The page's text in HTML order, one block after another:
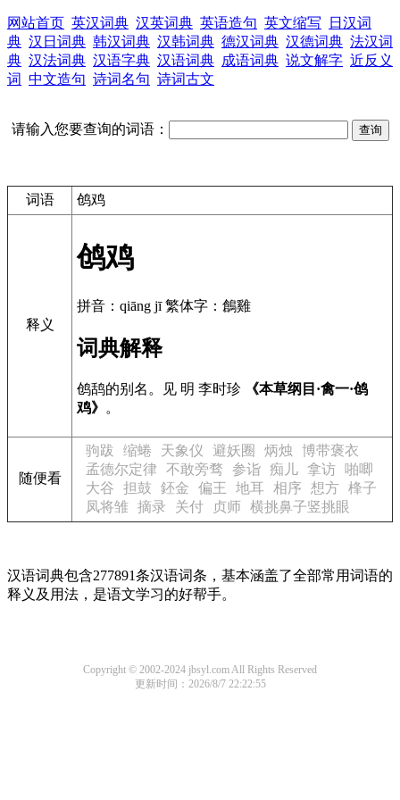
网站首页 英汉词典 汉英词典 英语造句 英文缩写
日汉词
典 汉日词典 韩汉词典 汉韩词典 德汉词典 汉德词典 法汉词
典 汉法词典 汉语字典 汉语词典 成语词典 说文解字 近反义
词 中文造句 诗词名句 诗词古文
请输入您要查询的词语：
词语 鸧鸡
释义
鸧鸡
拼音：qiāng jī 繁体字：鶬雞
词典解释
鸧鸹的别名。见 明 李时珍
《本草纲目·禽一·鸧
鸡》 。
随便看
驹跋 缩蜷 天象仪 避妖圈 炳烛
博带褒衣
孟德尔定律 不敢旁骛 参诣 痴儿 拿访
啪唧
大谷
担鼓 鉟金 偏王 地耳 相序 想方 桻子
凤将雏 摘录 关付 贞师 横挑鼻子竖挑眼
汉语词典包含277891条汉语词条，基本涵盖了全部常用词语的
释义及用法，是语文学习的好帮手。
Copyright © 2002-2024 jbsyl.com All Rights Reserved
更新时间：2026/8/7 22:22:55